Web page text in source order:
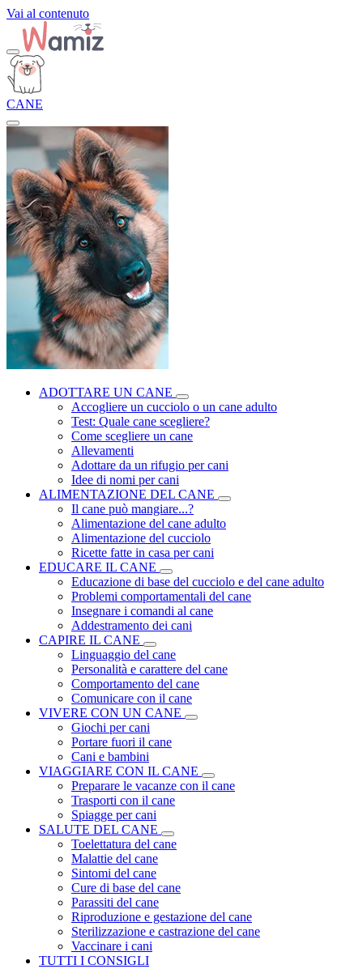
Vai al contenuto
CANE
ADOTTARE UN CANE
Accogliere un cucciolo o un cane adulto
Test: Quale cane scegliere?
Come scegliere un cane
Allevamenti
Adottare da un rifugio per cani
Idee di nomi per cani
ALIMENTAZIONE DEL CANE
Il cane può mangiare...?
Alimentazione del cane adulto
Alimentazione del cucciolo
Ricette fatte in casa per cani
EDUCARE IL CANE
Educazione di base del cucciolo e del cane adulto
Problemi comportamentali del cane
Insegnare i comandi al cane
Addestramento dei cani
CAPIRE IL CANE
Linguaggio del cane
Personalità e carattere del cane
Comportamento del cane
Comunicare con il cane
VIVERE CON UN CANE
Giochi per cani
Portare fuori il cane
Cani e bambini
VIAGGIARE CON IL CANE
Preparare le vacanze con il cane
Trasporti con il cane
Spiagge per cani
SALUTE DEL CANE
Toelettatura del cane
Malattie del cane
Sintomi del cane
Cure di base del cane
Parassiti del cane
Riproduzione e gestazione del cane
Sterilizzazione e castrazione del cane
Vaccinare i cani
TUTTI I CONSIGLI